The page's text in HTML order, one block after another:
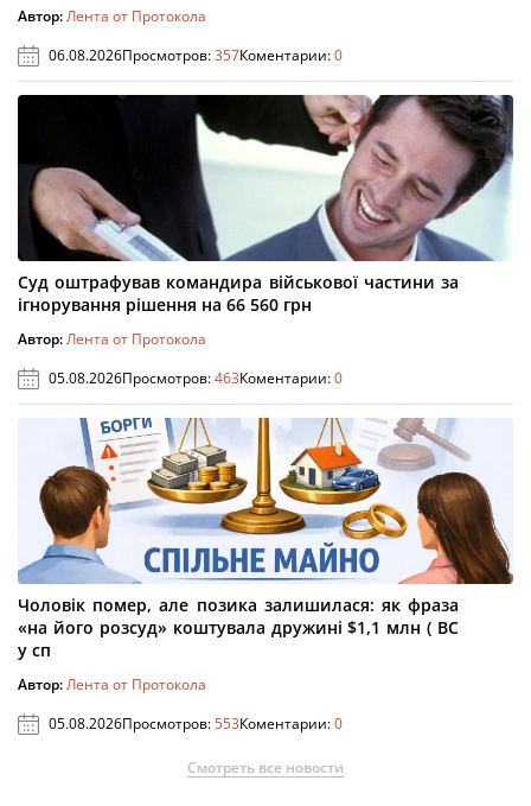
Автор:Лента от Протокола
06.08.2026Просмотров:357Коментарии:0
Суд оштрафував командира військової частини за
ігнорування рішення на 66 560 грн
Автор:Лента от Протокола
05.08.2026Просмотров:463Коментарии:0
Чоловік помер, але позика залишилася: як фраза
«на його розсуд» коштувала дружині $1,1 млн ( ВС
у сп
Автор:Лента от Протокола
05.08.2026Просмотров:553Коментарии:0
Смотреть все новости